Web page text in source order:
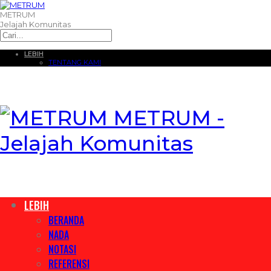
METRUM
Jelajah Komunitas
LEBIH
TENTANG KAMI
METRUM -
Jelajah Komunitas
LEBIH
BERANDA
NADA
NOTASI
REFERENSI